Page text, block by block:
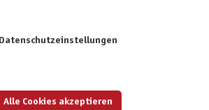
Datenschutzeinstellungen
Alle Cookies akzeptieren